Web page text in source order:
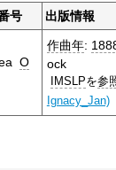
号 出版情報
O
作曲年:
ock
IMSLPを参
Ignacy_Jan)